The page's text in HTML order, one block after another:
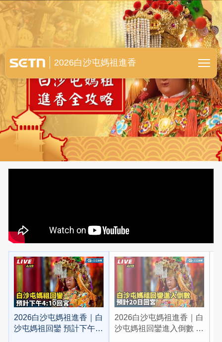
白沙屯媽祖進香全紀錄
2026白沙屯媽祖進香
2026白沙屯媽祖進香｜白
沙屯媽祖回鑾 預計下午
2026白沙屯媽祖進香｜白
沙屯媽祖回鑾進入倒數 預